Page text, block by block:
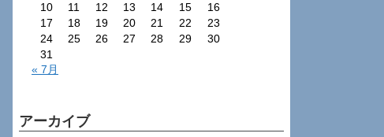
10
11 12 13 14 15
16
17
18 19 20 21 22
23
24
25 26 27 28 29
30
31
« 7月
アーカイブ